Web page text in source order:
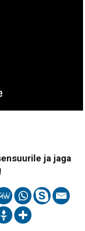
ja jaga